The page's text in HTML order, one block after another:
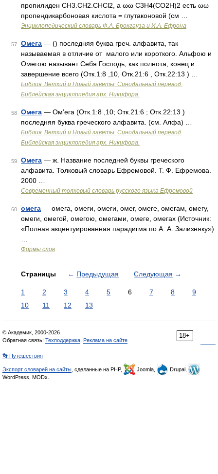
пропилиден СН3.СН2.CHCl2, a ωω C3H4(CO2H)2 есть ωω
пропендикарбоновая кислота = глутаконовой (см …
Энциклопедический словарь Ф.А. Брокгауза и И.А. Ефрона
57 Омега — () последняя буква греч. алфавита, так
называемая в отличие от  малого или короткого. Альфою и
Омегою называет Себя Господь, как полнота, конец и
завершение всего (Отк.1:8 ,10, Отк.21:6 , Отк.22:13 ) …
Библия. Ветхий и Новый заветы. Синодальный перевод.
Библейская энциклопедия арх. Никифора.
58 Омега — Ом’ега (Отк.1:8 ,10; Отк.21:6 ; Отк.22:13 )
последняя буква греческого алфавита. (см. Алфа) …
Библия. Ветхий и Новый заветы. Синодальный перевод.
Библейская энциклопедия арх. Никифора.
59 Омега — ж. Название последней буквы греческого
алфавита. Толковый словарь Ефремовой. Т. Ф. Ефремова.
2000 …
Современный толковый словарь русского языка Ефремовой
60 омега — омега, омеги, омеги, омег, омеге, омегам, омегу,
омеги, омегой, омегою, омегами, омеге, омегах (Источник:
«Полная акцентуированная парадигма по А. А. Зализняку»)
Формы слов
Страницы ← Предыдущая Следующая →
1 2 3 4 5 6 7 8
9
10
11 12 13
18+
© Академик, 2000-2026
Обратная связь: Техподдержка Реклама на сайте
👣 Путешествия
Экспорт словарей на сайты , сделанные на PHP, Joomla,
Drupal,
WordPress, MODx.